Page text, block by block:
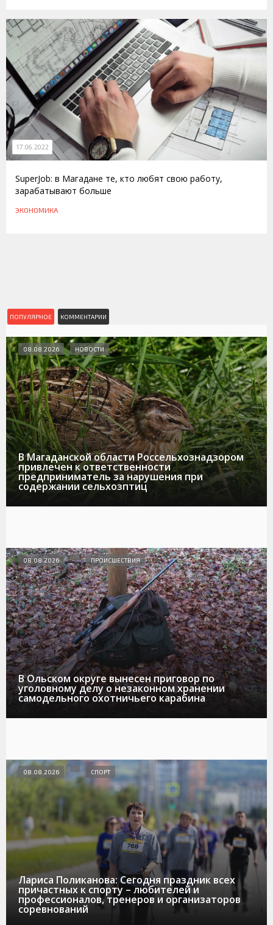
17.06.2022
SuperJob: в Магадане те, кто любят свою работу,
зарабатывают больше
ЭКОНОМИКА
ПОПУЛЯРНОЕ КОММЕНТАРИИ
В Магаданской области Россельхознадзором
привлечен к ответственности
предприниматель за нарушения при
содержании сельхозптиц
08.08.2026 НОВОСТИ
В Ольском округе вынесен приговор по
уголовному делу о незаконном хранении
самодельного охотничьего карабина
08.08.2026 ПРОИСШЕСТВИЯ
Лариса Поликанова: Сегодня праздник всех
причастных к спорту – любителей и
профессионалов, тренеров и организаторов
соревнований
08.08.2026 СПОРТ